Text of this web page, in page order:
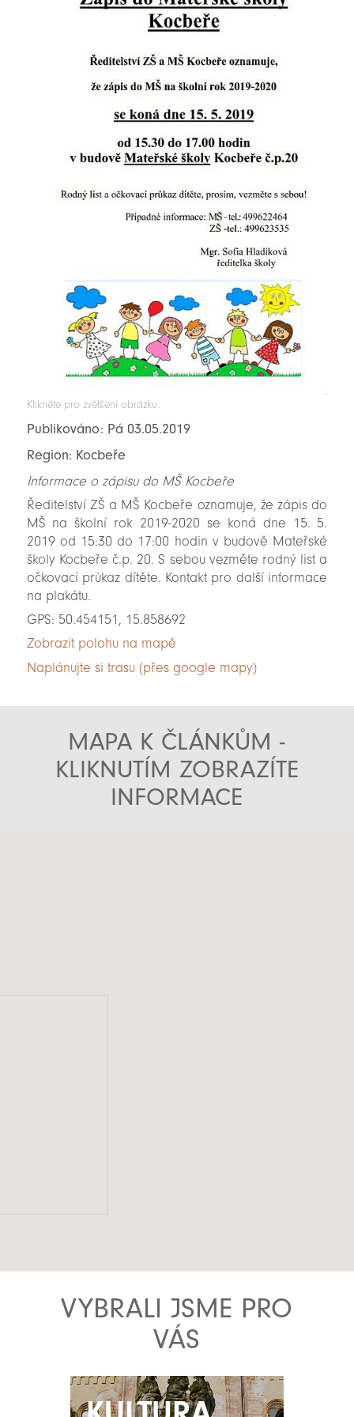
Klikněte pro zvětšení obrázku.
Publikováno: Pá 03.05.2019
Region: Kocbeře
Informace o zápisu do MŠ Kocbeře
Ředitelství ZŠ a MŠ Kocbeře oznamuje, že zápis do
MŠ na školní rok 2019-2020 se koná dne 15. 5.
2019 od 15:30 do 17:00 hodin v budově Mateřské
školy Kocbeře č.p. 20. S sebou vezměte rodný list a
očkovací průkaz dítěte. Kontakt pro další informace
na plakátu.
GPS: 50.454151, 15.858692
Zobrazit polohu na mapě
Naplánujte si trasu (přes google mapy)
MAPA K ČLÁNKŮM -
KLIKNUTÍM ZOBRAZÍTE
INFORMACE
VYBRALI JSME PRO
VÁS